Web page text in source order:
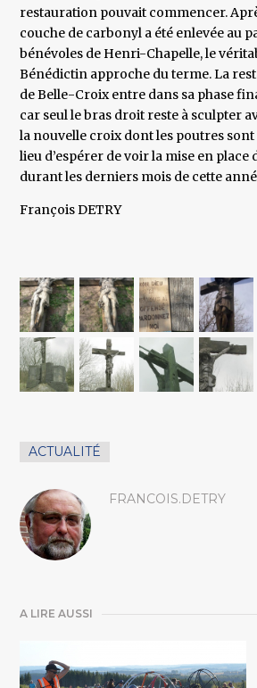
restauration pouvait commencer.
couche de carbonyl a été enlevée au
bénévoles de Henri-Chapelle, le
Bénédictin approche du terme. La
de Belle-Croix entre dans sa phase
car seul le bras droit reste à sculpter
la nouvelle croix dont les poutres sont
lieu d’espérer de voir la mise en
durant les derniers mois de cette
François DETRY
ACTUALITÉ
FRANCOIS.DETRY
A LIRE AUSSI